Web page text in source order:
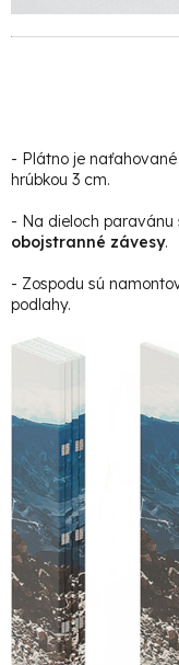
- Plátno je
hrúbkou 3 cm.
- Na dieloch paravánu
obojstranné závesy.
- Zospodu sú
podlahy.